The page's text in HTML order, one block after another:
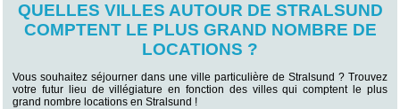
QUELLES VILLES AUTOUR DE STRALSUND
COMPTENT LE PLUS GRAND NOMBRE DE
LOCATIONS ?
Vous souhaitez séjourner dans une ville particulière de Stralsund ? Trouvez
votre futur lieu de villégiature en fonction des villes qui comptent le plus
grand nombre locations en Stralsund !